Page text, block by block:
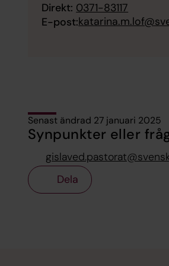
Direkt: 0371-83117
E-post:
Senast ändrad 27 januari 2025
Synpunkter eller
Dela